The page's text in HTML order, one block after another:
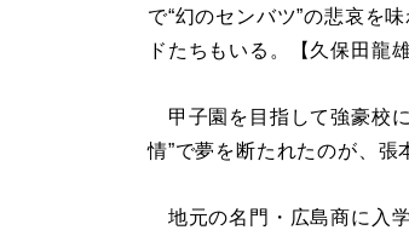
で“幻のセンバツ”の悲哀を
ドたちもいる。【久保田龍
甲子園を目指して強豪校
情”で夢を断たれたのが、張
地元の名門・広島商に入